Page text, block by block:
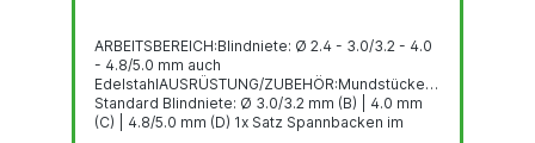
ARBEITSBEREICH:Blindniete: Ø 2.4 - 3.0/3.2 - 4.0
- 4.8/5.0 mm auch
EdelstahlAUSRÜSTUNG/ZUBEHÖR:Mundstücke
Standard Blindniete: Ø 3.0/3.2 mm (B) | 4.0 mm
(C) | 4.8/5.0 mm (D) 1x Satz Spannbacken im